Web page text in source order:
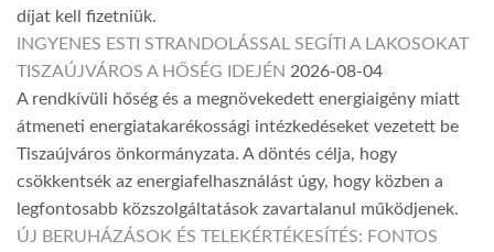
díjat kell fizetniük.
INGYENES ESTI STRANDOLÁSSAL SEGÍTI A LAKOSOKAT
TISZAÚJVÁROS A HŐSÉG IDEJÉN 2026-08-04
A rendkívüli hőség és a megnövekedett energiaigény miatt
átmeneti energiatakarékossági intézkedéseket vezetett be
Tiszaújváros önkormányzata. A döntés célja, hogy
csökkentsék az energiafelhasználást úgy, hogy közben a
legfontosabb közszolgáltatások zavartalanul működjenek.
ÚJ BERUHÁZÁSOK ÉS TELEKÉRTÉKESÍTÉS: FONTOS